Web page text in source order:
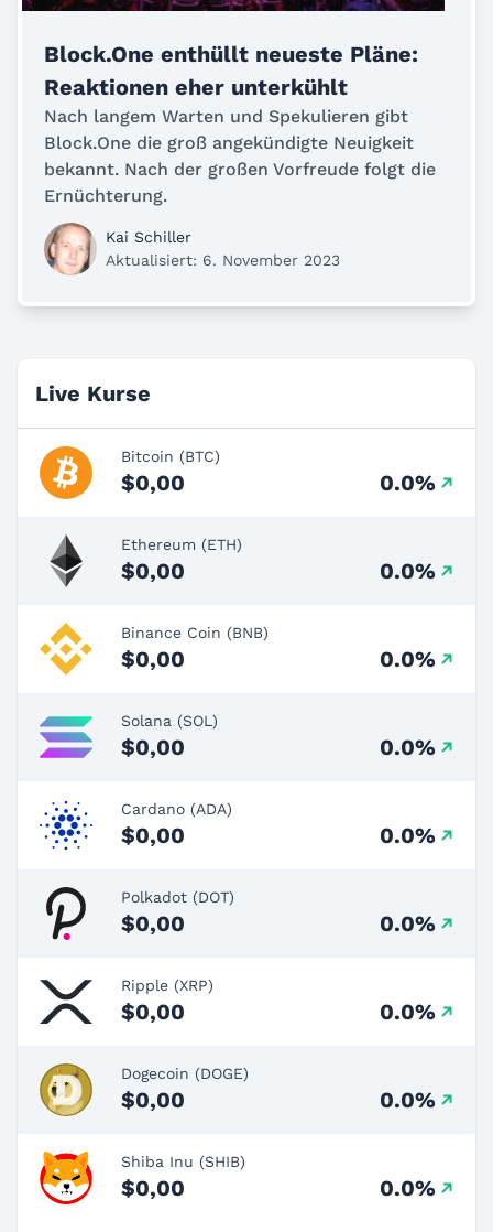
Block.One enthüllt neueste Pläne:
Reaktionen eher unterkühlt
Nach langem Warten und Spekulieren gibt
Block.One die groß angekündigte Neuigkeit
bekannt. Nach der großen Vorfreude folgt die
Ernüchterung.
Kai Schiller
Aktualisiert: 6. November 2023
Live Kurse
Bitcoin (BTC)
$0,00 0.0%
Ethereum (ETH)
$0,00 0.0%
Binance Coin (BNB)
$0,00 0.0%
Solana (SOL)
$0,00 0.0%
Cardano (ADA)
$0,00 0.0%
Polkadot (DOT)
$0,00 0.0%
Ripple (XRP)
$0,00 0.0%
Dogecoin (DOGE)
$0,00 0.0%
Shiba Inu (SHIB)
$0,00 0.0%